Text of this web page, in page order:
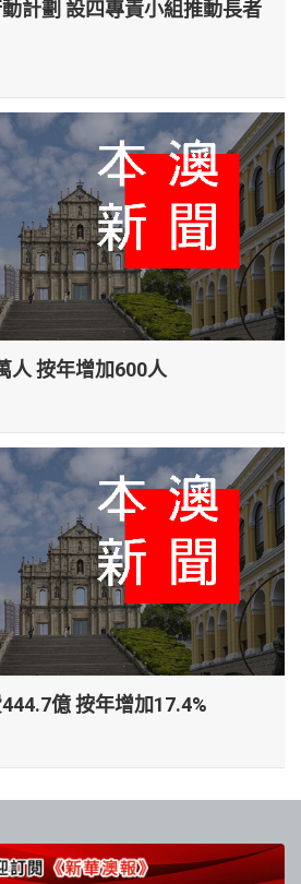
計劃 設四專責小組推動長者
人 按年增加600人
億 按年增加17.4%